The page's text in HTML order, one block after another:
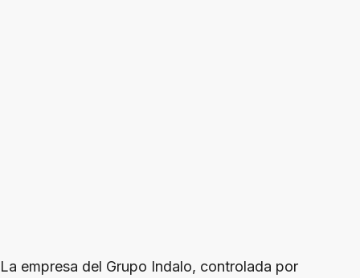
La empresa del Grupo Indalo, controlada por